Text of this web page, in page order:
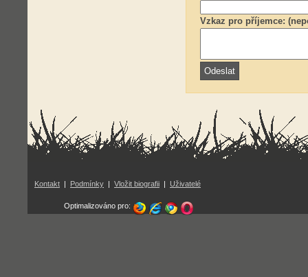
Vzkaz pro příjemce:
Kontakt | Podmínky | Vložit biografii | Uživatelé
Optimalizováno pro: